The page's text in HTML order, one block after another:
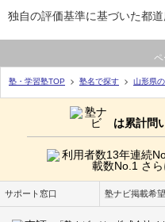
独自の評価基準に基づいた都
塾・学習塾TOP 塾名で探す 山形県
は累計問
サポート窓口 塾ナビ掲載希